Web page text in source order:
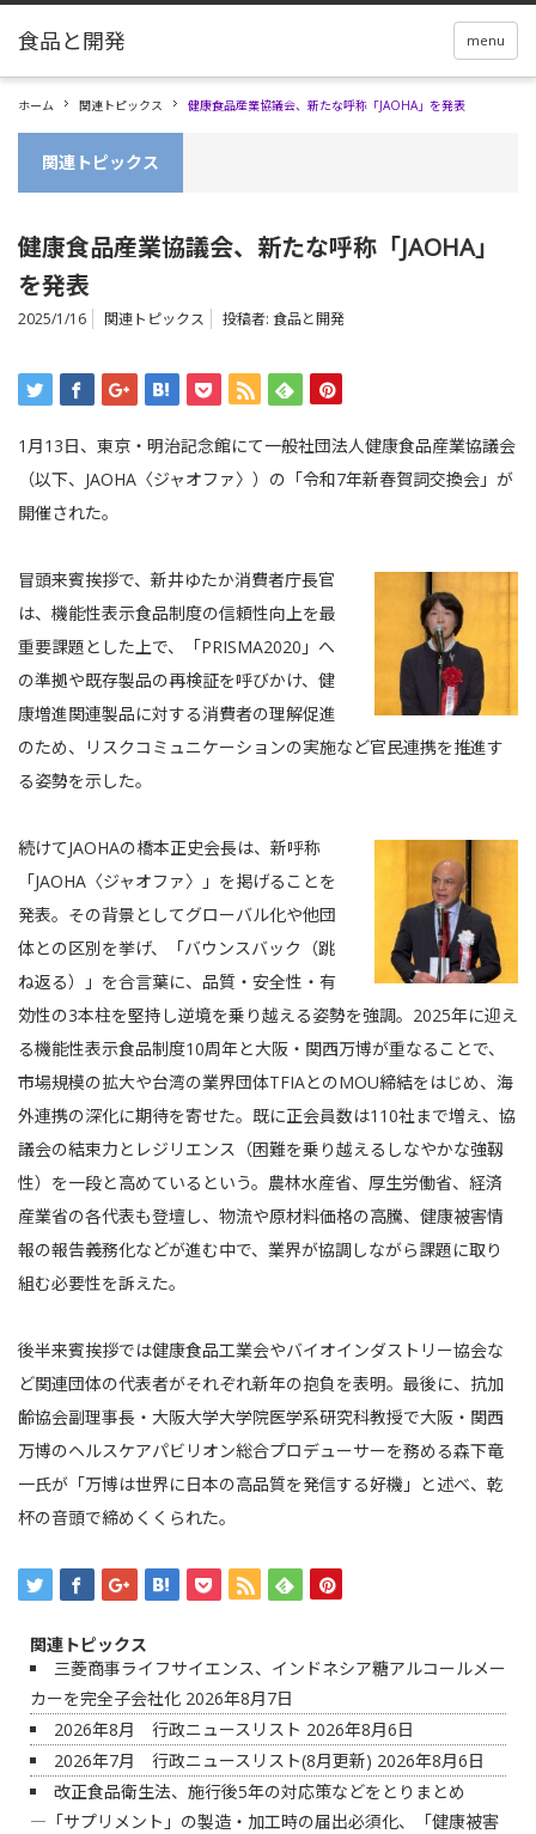
menu
ホーム 関連トピックス 健康食品産業協議会、新たな呼称「JAOHA」を発表
関連トピックス
健康食品産業協議会、新たな呼称「JAOHA」
を発表
2025/1/16 関連トピックス 投稿者: 食品と開発
1月13日、東京・明治記念館にて一般社団法人健康食品産業協議会
（以下、JAOHA〈ジャオファ〉）の「令和7年新春賀詞交換会」が
開催された。
冒頭来賓挨拶で、新井ゆたか消費者庁長官
は、機能性表示食品制度の信頼性向上を最
重要課題とした上で、「PRISMA2020」へ
の準拠や既存製品の再検証を呼びかけ、健
康増進関連製品に対する消費者の理解促進
のため、リスクコミュニケーションの実施など官民連携を推進す
る姿勢を示した。
続けてJAOHAの橋本正史会長は、新呼称
「JAOHA〈ジャオファ〉」を掲げることを
発表。その背景としてグローバル化や他団
体との区別を挙げ、「バウンスバック（跳
ね返る）」を合言葉に、品質・安全性・有
効性の3本柱を堅持し逆境を乗り越える姿勢を強調。2025年に迎え
る機能性表示食品制度10周年と大阪・関西万博が重なることで、
市場規模の拡大や台湾の業界団体TFIAとのMOU締結をはじめ、海
外連携の深化に期待を寄せた。既に正会員数は110社まで増え、協
議会の結束力とレジリエンス（困難を乗り越えるしなやかな強靱
性）を一段と高めているという。農林水産省、厚生労働省、経済
産業省の各代表も登壇し、物流や原材料価格の高騰、健康被害情
報の報告義務化などが進む中で、業界が協調しながら課題に取り
組む必要性を訴えた。
後半来賓挨拶では健康食品工業会やバイオインダストリー協会な
ど関連団体の代表者がそれぞれ新年の抱負を表明。最後に、抗加
齢協会副理事長・大阪大学大学院医学系研究科教授で大阪・関西
万博のヘルスケアパビリオン総合プロデューサーを務める森下竜
一氏が「万博は世界に日本の高品質を発信する好機」と述べ、乾
杯の音頭で締めくくられた。
関連トピックス
三菱商事ライフサイエンス、インドネシア糖アルコールメー
カーを完全子会社化 2026年8月7日
2026年8月 行政ニュースリスト 2026年8月6日
2026年7月 行政ニュースリスト(8月更新) 2026年8月6日
改正食品衛生法、施行後5年の対応策などをとりまとめ
―「サプリメント」の製造・加工時の届出必須化、「健康被害